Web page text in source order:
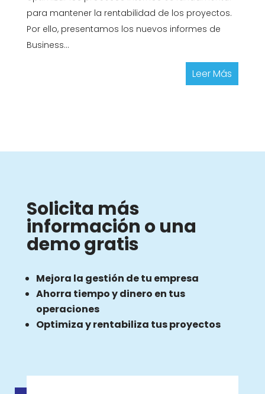
para mantener la rentabilidad de los proyectos.
Por ello, presentamos los nuevos informes de
Business...
Leer Más
Solicita más
información o una
demo gratis
Mejora la gestión de tu empresa
Ahorra tiempo y dinero en tus
operaciones
Optimiza y rentabiliza tus proyectos